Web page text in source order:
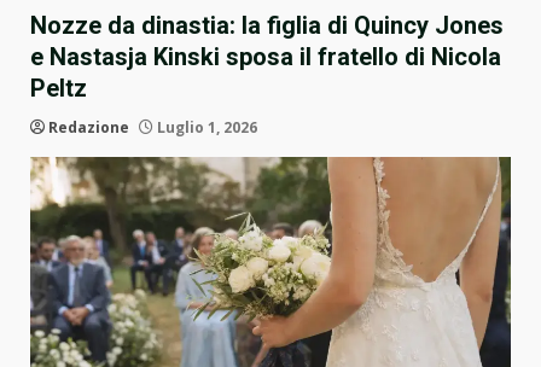
Nozze da dinastia: la figlia di Quincy Jones
e Nastasja Kinski sposa il fratello di Nicola
Peltz
Redazione Luglio 1, 2026